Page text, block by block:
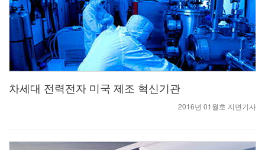
차세대 전력전자 미국 제조 혁신기관
2016년 01월호 지면기사